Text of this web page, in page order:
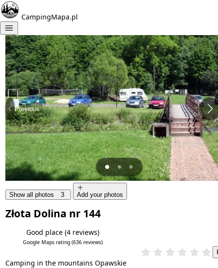
CampingMapa.pl
Previous
Show all photos 3 Add your photos
Złota Dolina nr 144
Good place (4 reviews)
Google Maps rating(636 reviews)
Camping in the mountains Opawskie